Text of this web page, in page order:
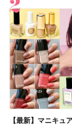
【最新】マニキュ
【石井美保さん】
【最新】マニキュ
【2026年】ボディ
【2026夏】「歯磨
【2026年夏】おす
【鈴木えみさんの
【ルナソルアイシ